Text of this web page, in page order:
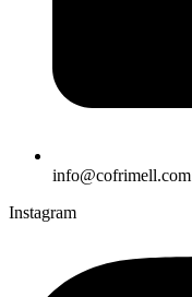
info@cofrimell.com
Instagram